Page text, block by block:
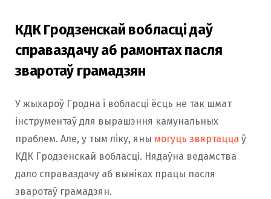
КДК Гродзенскай вобласці даў
справаздачу аб рамонтах пасля
зваротаў грамадзян
У жыхароў Гродна і вобласці ёсць не так шмат
інструментаў для вырашэння камунальных
праблем. Але, у тым ліку, яны могуць звяртацца ў
КДК Гродзенскай вобласці. Нядаўна ведамства
дало справаздачу аб выніках працы пасля
зваротаў грамадзян.